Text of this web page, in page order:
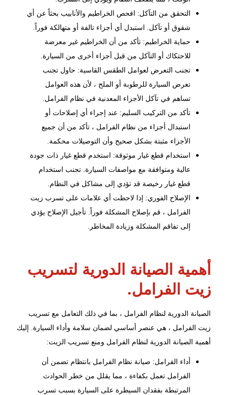
التحقق من التآكل: افحص الخراطيم والأنابيب بحثاً عن أي
شقوق أو تآكل. استبدل أي أجزاء تالفة أو متهالكة فوراً.
حماية الخراطيم: تأكد من أن الخراطيم غير معرضة
للاحتكاك أو التآكل من قبل أجزاء أخرى من السيارة.
تجنب التعرض لعوامل الطقس القاسية: حاول تجنب
تعرض السيارة للرطوبة أو الملح ، لأن هذه العوامل
تساهم في تآكل الأجزاء المعدنية في نظام الفرامل.
تأكد من التركيب السليم: عند إجراء أي إصلاحات أو
استبدال أجزاء من نظام الفرامل ، تأكد من أن جميع
الأجزاء مثبتة بشكل صحيح وأن التوصيلات محكمة.
استخدام قطع غيار موثوقة: استخدم قطع غيار ذات جودة
عالية ومتوافقة مع مواصفات السيارة. تجنب استخدام
قطع غيار رخيصة قد تؤدي إلى مشاكل في النظام.
الإصلاح الفوري: إذا لاحظت أي علامات على تسرب زيت
الفرامل ، قم بإصلاح المشكلة فوراً. تأجيل الإصلاح يؤدي
إلى تفاقم المشكلة وزيادة المخاطر.
أهمية الصيانة الدورية لتسريب
زيت الفرامل.
الصيانة الدورية لنظام الفرامل ، بما في ذلك التعامل مع تسريب
زيت الفرامل ، هي عنصر أساسي لضمان سلامة وأداء السيارة. إليك
أهمية الصيانة الدورية لنظام الفرامل ومنع تسريب الزيت:
أداء الفرامل: صيانة نظام الفرامل بانتظام تضمن أن
الفرامل تعمل بكفاءة ، مما يقلل من خطر الحوادث
المرتبطة بفقدان السيطرة على السيارة بسبب تسرب